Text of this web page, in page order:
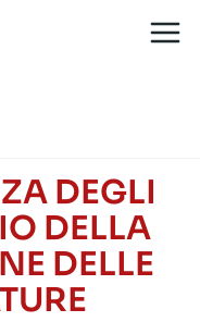
DEGLI
DELLA
DELLE